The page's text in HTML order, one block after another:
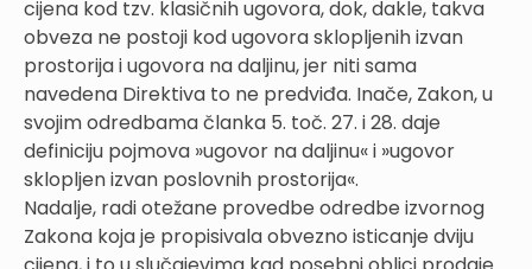
cijena kod tzv. klasičnih ugovora, dok, dakle, takva
obveza ne postoji kod ugovora sklopljenih izvan
prostorija i ugovora na daljinu, jer niti sama
navedena Direktiva to ne predviđa. Inače, Zakon, u
svojim odredbama članka 5. toč. 27. i 28. daje
definiciju pojmova »ugovor na daljinu« i »ugovor
sklopljen izvan poslovnih prostorija«.
Nadalje, radi otežane provedbe odredbe izvornog
Zakona koja je propisivala obvezno isticanje dviju